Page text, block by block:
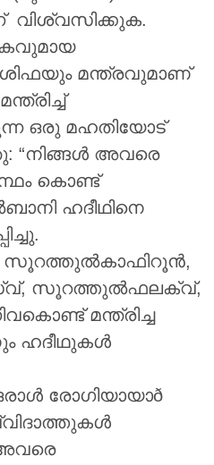
വിശ്വസിക്കുക.
ശിഫയും മന്ത്രവുമാണ്
ഒരു മഹതിയോട്
കൊണ്ട്
ഹദീഥിനെ
സൂറത്തുൽകാഫിറൂൻ,
സൂറത്തുൽഫലക്വ്,
മന്ത്രിച്ച
ഹദീഥുകൾ
രോഗിയായാð